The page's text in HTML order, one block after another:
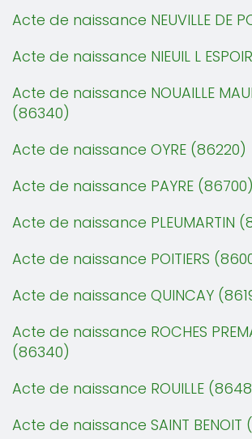
Acte de naissance NEUVILLE DE
Acte de naissance NIEUIL L
Acte de naissance NOUAILLE
(86340)
Acte de naissance OYRE (86220)
Acte de naissance PAYRE (86700)
Acte de naissance PLEUMARTIN
Acte de naissance POITIERS
Acte de naissance QUINCAY
Acte de naissance ROCHES
(86340)
Acte de naissance ROUILLE
Acte de naissance SAINT BENOIT